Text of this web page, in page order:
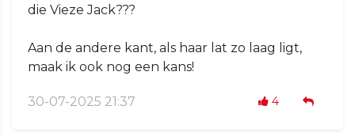
die Vieze Jack???
Aan de andere kant, als haar lat zo laag ligt,
maak ik ook nog een kans!
30-07-2025 21:37 4